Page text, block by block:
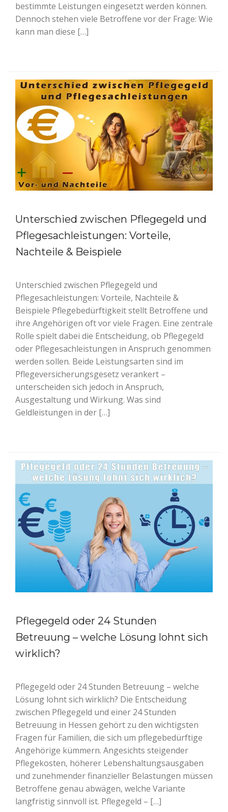
bestimmte Leistungen eingesetzt werden können.
Dennoch stehen viele Betroffene vor der Frage: Wie
kann man diese […]
Unterschied zwischen Pflegegeld und
Pflegesachleistungen: Vorteile,
Nachteile & Beispiele
Unterschied zwischen Pflegegeld und
Pflegesachleistungen: Vorteile, Nachteile &
Beispiele Pflegebedürftigkeit stellt Betroffene und
ihre Angehörigen oft vor viele Fragen. Eine zentrale
Rolle spielt dabei die Entscheidung, ob Pflegegeld
oder Pflegesachleistungen in Anspruch genommen
werden sollen. Beide Leistungsarten sind im
Pflegeversicherungsgesetz verankert –
unterscheiden sich jedoch in Anspruch,
Ausgestaltung und Wirkung. Was sind
Geldleistungen in der […]
Pflegegeld oder 24 Stunden
Betreuung – welche Lösung lohnt sich
wirklich?
Pflegegeld oder 24 Stunden Betreuung – welche
Lösung lohnt sich wirklich? Die Entscheidung
zwischen Pflegegeld und einer 24 Stunden
Betreuung in Hessen gehört zu den wichtigsten
Fragen für Familien, die sich um pflegebedürftige
Angehörige kümmern. Angesichts steigender
Pflegekosten, höherer Lebenshaltungsausgaben
und zunehmender finanzieller Belastungen müssen
Betroffene genau abwägen, welche Variante
langfristig sinnvoll ist. Pflegegeld – […]